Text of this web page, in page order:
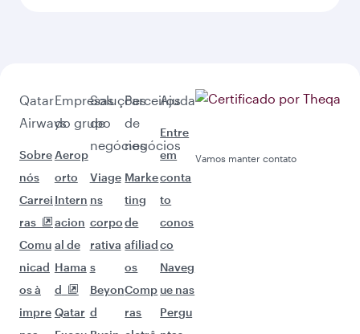
Qatar
Airways
Sobre
nós
Carrei
ras
Comu
nicad
os à
impre
Empresas
do grupo
Aerop
orto
Intern
acion
al de
Hama
d
Qatar
Soluções
de
negócios
Viage
ns
corpo
rativa
s
Beyon
d
Parceiros
de
negócios
Marke
ting
de
afiliad
os
Comp
ras
Ajuda
Entre
em
conta
to
conos
co
Naveg
ue nas
Pergu
Vamos manter contato